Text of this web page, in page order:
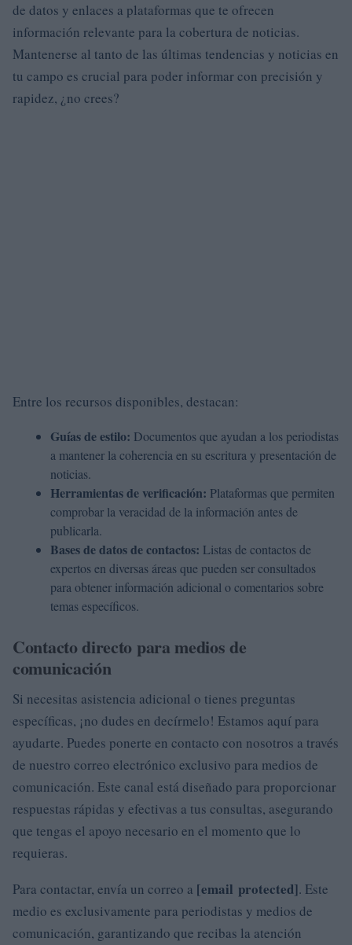
de datos y enlaces a plataformas que te ofrecen
información relevante para la cobertura de noticias.
Mantenerse al tanto de las últimas tendencias y noticias en
tu campo es crucial para poder informar con precisión y
rapidez, ¿no crees?
Entre los recursos disponibles, destacan:
Guías de estilo: Documentos que ayudan a los periodistas
a mantener la coherencia en su escritura y presentación de
noticias.
Herramientas de verificación: Plataformas que permiten
comprobar la veracidad de la información antes de
publicarla.
Bases de datos de contactos: Listas de contactos de
expertos en diversas áreas que pueden ser consultados
para obtener información adicional o comentarios sobre
temas específicos.
Contacto directo para medios de
comunicación
Si necesitas asistencia adicional o tienes preguntas
específicas, ¡no dudes en decírmelo! Estamos aquí para
ayudarte. Puedes ponerte en contacto con nosotros a través
de nuestro correo electrónico exclusivo para medios de
comunicación. Este canal está diseñado para proporcionar
respuestas rápidas y efectivas a tus consultas, asegurando
que tengas el apoyo necesario en el momento que lo
requieras.
Para contactar, envía un correo a [email protected]. Este
medio es exclusivamente para periodistas y medios de
comunicación, garantizando que recibas la atención